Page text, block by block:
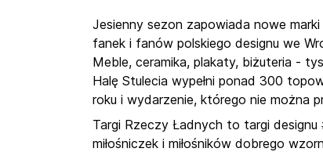
Jesienny sezon zapowiada nowe
fanek i fanów polskiego designu we
Meble, ceramika, plakaty, biżuteria -
Halę Stulecia wypełni ponad 300
roku i wydarzenie, którego nie można
Targi Rzeczy Ładnych to targi designu
miłośniczek i miłośników dobrego